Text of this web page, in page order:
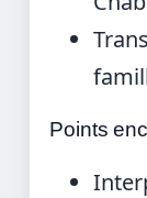
Points